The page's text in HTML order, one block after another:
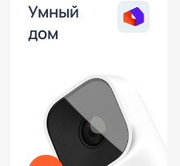
Умный
дом